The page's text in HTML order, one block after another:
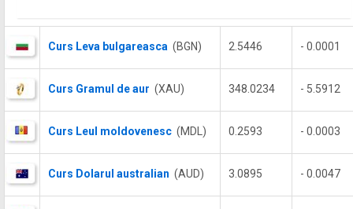
Curs Leva bulgareasca (BGN) 2.5446 - 0.0001
Curs Gramul de aur (XAU) 348.0234 - 5.5912
Curs Leul moldovenesc (MDL) 0.2593 - 0.0003
Curs Dolarul australian (AUD) 3.0895 - 0.0047